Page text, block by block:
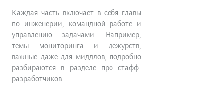
Каждая часть включает в себя главы
по инженерии, командной работе и
управлению задачами. Например,
темы мониторинга и дежурств,
важные даже для миддлов, подробно
разбираются в разделе про стафф-
разработчиков.